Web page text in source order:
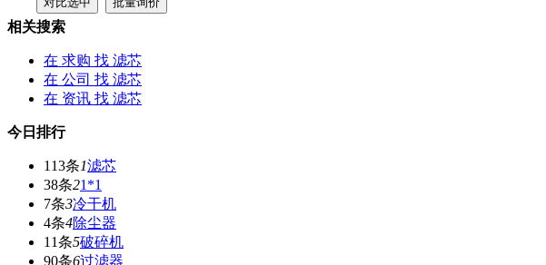
相关搜索
在 求购 找 滤芯
在 公司 找 滤芯
在 资讯 找 滤芯
今日排行
113条1滤芯
38条21*1
7条3冷干机
4条4除尘器
11条5破碎机
90条6过滤器